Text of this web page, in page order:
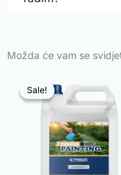
Možda će vam se
Sale!
Sale!